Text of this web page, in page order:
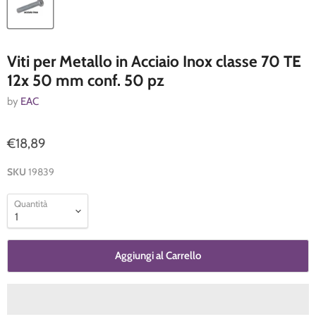
Viti per Metallo in Acciaio Inox classe 70 TE
12x 50 mm conf. 50 pz
by EAC
€18,89
SKU 19839
Quantità
Aggiungi al Carrello